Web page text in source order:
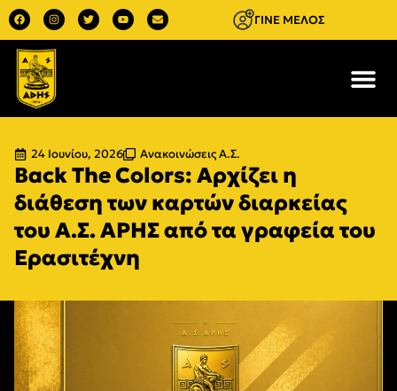
ΓΙΝΕ ΜΕΛΟΣ
24 Ιουνίου, 2026 Ανακοινώσεις Α.Σ.
Back The Colors: Αρχίζει η
διάθεση των καρτών διαρκείας
του Α.Σ. ΑΡΗΣ από τα γραφεία του
Ερασιτέχνη